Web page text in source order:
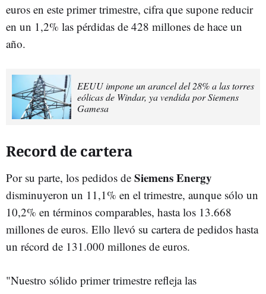
euros en este primer trimestre, cifra que supone reducir
en un 1,2% las pérdidas de 428 millones de hace un
año.
EEUU impone un arancel del 28% a las torres
eólicas de Windar, ya vendida por Siemens
Gamesa
Record de cartera
Por su parte, los pedidos de Siemens Energy
disminuyeron un 11,1% en el trimestre, aunque sólo un
10,2% en términos comparables, hasta los 13.668
millones de euros. Ello llevó su cartera de pedidos hasta
un récord de 131.000 millones de euros.
"Nuestro sólido primer trimestre refleja las